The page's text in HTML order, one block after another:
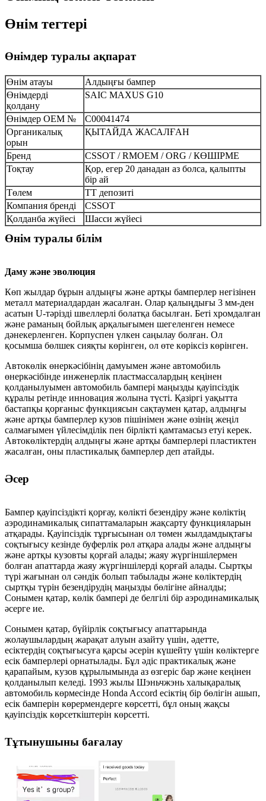
Өнім тегтері
Өнімдер туралы ақпарат
Өнім атауы
Алдыңғы бампер
Өнімдерді
қолдану
SAIC MAXUS G10
Өнімдер OEM №
C00041474
Органикалық
орын
ҚЫТАЙДА ЖАСАЛҒАН
Бренд
CSSOT / RMOEM / ORG / КӨШІРМЕ
Тоқтау
Қор, егер 20 данадан аз болса, қалыпты
бір ай
Төлем
TT депозиті
Компания бренді
CSSOT
Қолданба жүйесі
Шасси жүйесі
Өнім туралы білім
Даму және эволюция
Көп жылдар бұрын алдыңғы және артқы бамперлер негізінен
металл материалдардан жасалған. Олар қалыңдығы 3 мм-ден
асатын U-тәрізді швеллерлі болатқа басылған. Беті хромдалған
және раманың бойлық арқалығымен шегеленген немесе
дәнекерленген. Корпуспен үлкен саңылау болған. Ол
қосымша бөлшек сияқты көрінген, ол өте көріксіз көрінген.
Автокөлік өнеркәсібінің дамуымен және автомобиль
өнеркәсібінде инженерлік пластмассалардың кеңінен
қолданылуымен автомобиль бампері маңызды қауіпсіздік
құралы ретінде инновация жолына түсті. Қазіргі уақытта
бастапқы қорғаныс функциясын сақтаумен қатар, алдыңғы
және артқы бамперлер кузов пішінімен және өзінің жеңіл
салмағымен үйлесімділік пен бірлікті қамтамасыз етуі керек.
Автокөліктердің алдыңғы және артқы бамперлері пластиктен
жасалған, оны пластикалық бамперлер деп атайды.
Әсер
Бампер қауіпсіздікті қорғау, көлікті безендіру және көліктің
аэродинамикалық сипаттамаларын жақсарту функцияларын
атқарады. Қауіпсіздік тұрғысынан ол төмен жылдамдықтағы
соқтығысу кезінде буферлік рөл атқара алады және алдыңғы
және артқы кузовты қорғай алады; жаяу жүргіншілермен
болған апаттарда жаяу жүргіншілерді қорғай алады. Сыртқы
түрі жағынан ол сәндік болып табылады және көліктердің
сыртқы түрін безендірудің маңызды бөлігіне айналды;
Сонымен қатар, көлік бампері де белгілі бір аэродинамикалық
әсерге ие.
Сонымен қатар, бүйірлік соқтығысу апаттарында
жолаушылардың жарақат алуын азайту үшін, әдетте,
есіктердің соқтығысуға қарсы әсерін күшейту үшін көліктерге
есік бамперлері орнатылады. Бұл әдіс практикалық және
қарапайым, кузов құрылымында аз өзгеріс бар және кеңінен
қолданылып келеді. 1993 жылы Шэньчжэнь халықаралық
автомобиль көрмесінде Honda Accord есіктің бір бөлігін ашып,
есік бамперін көрермендерге көрсетті, бұл оның жақсы
қауіпсіздік көрсеткіштерін көрсетті.
Тұтынушыны бағалау